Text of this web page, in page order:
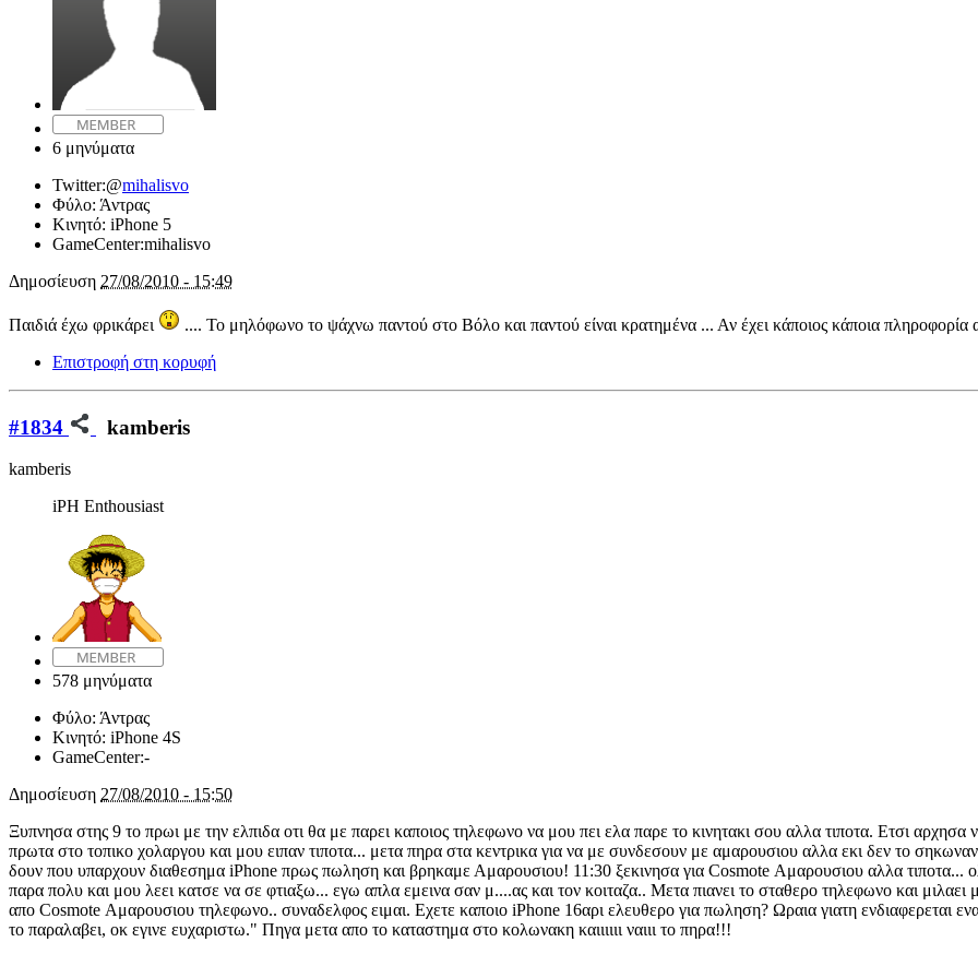
6 μηνύματα
Twitter:@mihalisvo
Φύλο: Άντρας
Κινητό: iPhone 5
GameCenter:mihalisvo
Δημοσίευση 27/08/2010 - 15:49
Παιδιά έχω φρικάρει
.... Το μηλόφωνο το ψάχνω παντού στο Βόλο και παντού είναι κρατημένα ... Αν έχει κάποιος κάποια πληροφορία
Επιστροφή στη κορυφή
#1834 kamberis
kamberis
iPH Enthousiast
578 μηνύματα
Φύλο: Άντρας
Κινητό: iPhone 4S
GameCenter:-
Δημοσίευση 27/08/2010 - 15:50
Ξυπνησα στης 9 το πρωι με την ελπιδα οτι θα με παρει καποιος τηλεφωνο να μου πει ελα παρε το κινητακι σου αλλα τιποτα. Ετσι
πρωτα στο τοπικο χολαργου και μου ειπαν τιποτα... μετα πηρα στα κεντρικα για να με συνδεσουν με αμαρουσιου αλλα εκι δεν το
δουν που υπαρχουν διαθεσημα iPhone πρως πωληση και βρηκαμε Αμαρουσιου! 11:30 ξεκινησα για Cosmote Αμαρουσιου αλλα τιποτα...
παρα πολυ και μου λεει κατσε να σε φτιαξω... εγω απλα εμεινα σαν μ....ας και τον κοιταζα.. Μετα πιανει το σταθερο τηλεφωνο και
απο Cosmote Αμαρουσιου τηλεφωνο.. συναδελφος ειμαι. Εχετε καποιο iPhone 16αρι ελευθερο για πωληση? Ωραια γιατη ενδιαφερεται
το παραλαβει, οκ εγινε ευχαριστω." Πηγα μετα απο το καταστημα στο κολωνακη καιιιιιι ναιιι το πηρα!!!